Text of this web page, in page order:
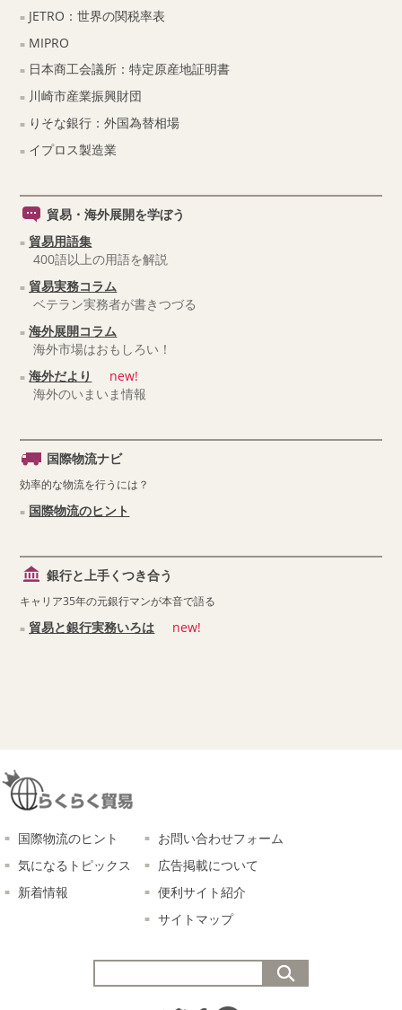
JETRO：世界の関税率表
MIPRO
日本商工会議所：特定原産地証明書
川崎市産業振興財団
りそな銀行：外国為替相場
イプロス製造業
貿易・海外展開を学ぼう
貿易用語集
400語以上の用語を解説
貿易実務コラム
ベテラン実務者が書きつづる
海外展開コラム
海外市場はおもしろい！
海外だより
new!
海外のいまいま情報
国際物流ナビ
効率的な物流を行うには？
国際物流のヒント
銀行と上手くつき合う
キャリア35年の元銀行マンが本音で語る
貿易と銀行実務いろは new!
国際物流のヒント
気になるトピックス
新着情報
お問い合わせフォーム
広告掲載について
便利サイト紹介
サイトマップ